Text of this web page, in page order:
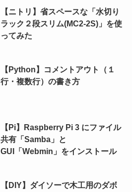
【ニトリ】省スペースな「水切り
ラック２段スリム(MC2-2S)」を使
ってみた
【Python】コメントアウト（１
行・複数行）の書き方
【Pi】Raspberry Pi 3 にファイル
共有「Samba」と
GUI「Webmin」をインストール
【DIY】ダイソーで木工用のダボ